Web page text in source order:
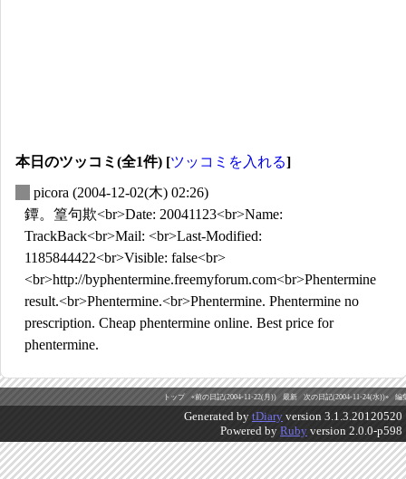
本日のツッコミ(全1件) [ツッコミを入れる]
picora (2004-12-02(木) 02:26)
鐔。篁句欺<br>Date: 20041123<br>Name:
TrackBack<br>Mail: <br>Last-Modified:
1185844422<br>Visible: false<br>
<br>http://byphentermine.freemyforum.com<br>Phentermine
result.<br>Phentermine.<br>Phentermine. Phentermine no
prescription. Cheap phentermine online. Best price for
phentermine.
トップ «前の日記(2004-11-22(月)) 最新 次の日記(2004-11-24(水))» 編
Generated by tDiary version 3.1.3.20120520
Powered by Ruby version 2.0.0-p598